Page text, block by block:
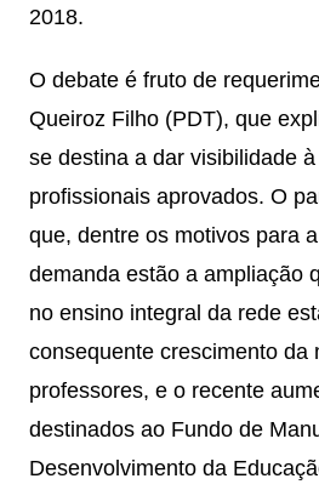
2018.
O debate é fruto de
Queiroz Filho (PDT), que
se destina a dar visibilidade
profissionais aprovados. O
que, dentre os motivos para
demanda estão a ampliação
no ensino integral da rede
consequente crescimento da
professores, e o recente
destinados ao Fundo de
Desenvolvimento da